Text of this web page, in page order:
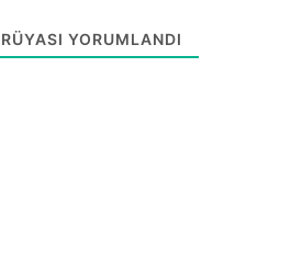
YORUMLANDI